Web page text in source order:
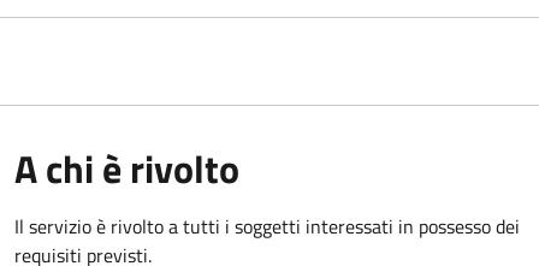
A chi è rivolto
Il servizio è rivolto a tutti i soggetti interessati in possesso dei
requisiti previsti.